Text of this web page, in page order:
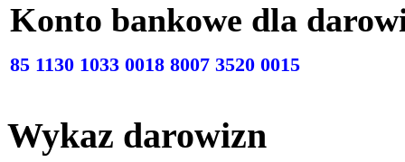
Konto bankowe dla
85 1130 1033 0018 8007 3520 0015
Wykaz darowizn